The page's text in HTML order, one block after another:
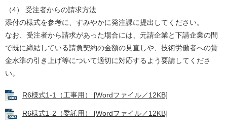
（4） 受注者からの請求方法
添付の様式を参考に、すみやかに発注課に提出してください。
なお、受注者から請求があった場合には、元請企業と下請企業の間
で既に締結している請負契約の金額の見直しや、技術労働者への賃
金水準の引き上げ等について適切に対応するよう要請してくださ
い。
R6様式1-1（工事用） [Wordファイル／12KB]
R6様式1-2（委託用） [Wordファイル／12KB]